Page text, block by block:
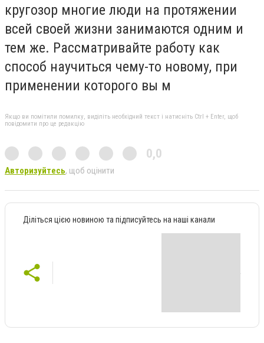
кругозор многие люди на протяжении
всей своей жизни занимаются одним и
тем же. Рассматривайте работу как
способ научиться чему-то новому, при
применении которого вы м
Якщо ви помітили помилку, виділіть необхідний текст і натисніть Ctrl + Enter, щоб
повідомити про це редакцію
0,0
Авторизуйтесь, щоб оцінити
Діліться цією новиною та підписуйтесь на наші канали